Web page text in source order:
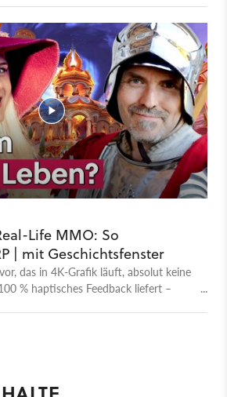
Life MMO: So
| mit Geschichtsfenster
das in 4K-Grafik läuft, absolut keine
% haptisches Feedback liefert –
des LARP findet und warum ihr
echte Magie-Darstellung und die